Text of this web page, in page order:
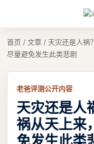
首页 / 文章 / 天灾还是人祸
尽量避免发生此类悲剧
老爸评测公开内容
天灾还是人
祸从天上来